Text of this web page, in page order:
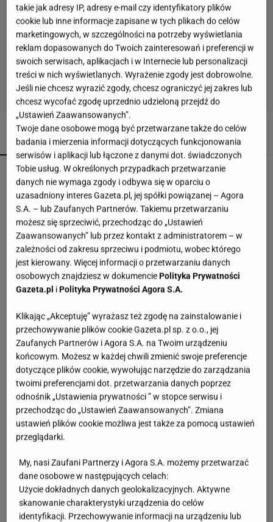
POLECAMY WIĘCEJ TEMATÓW
Atak Rosji na Charków i Odessę. Zginęły dwie
osoby
Turcja, Arabia Saudyjska i Pakistan podpisują
pakt obronny
Kwaśniewską lubi każdy. Niezależnie od
Bosak o planie PiS ws. deportacji Ukraińców:
Absolutny populizm
Łukaszenka odpowie za współudział w rosyjskiej
agresji? "Mamy dowody"
Zaorał nowy asfalt za 400 tys. zł. Rolnika
zatrzymała policja [NAGRANIE]
takie jak adresy IP, adresy e-mail czy identyfikatory plików
cookie lub inne informacje zapisane w tych plikach do celów
marketingowych, w szczególności na potrzeby wyświetlania
reklam dopasowanych do Twoich zainteresowań i preferencji w
swoich serwisach, aplikacjach i w Internecie lub personalizacji
treści w nich wyświetlanych. Wyrażenie zgody jest dobrowolne.
Jeśli nie chcesz wyrazić zgody, chcesz ograniczyć jej zakres lub
chcesz wycofać zgodę uprzednio udzieloną przejdź do
„Ustawień Zaawansowanych”.
Twoje dane osobowe mogą być przetwarzane także do celów
badania i mierzenia informacji dotyczących funkcjonowania
serwisów i aplikacji lub łączone z danymi dot. świadczonych
Tobie usług. W określonych przypadkach przetwarzanie
danych nie wymaga zgody i odbywa się w oparciu o
uzasadniony interes Gazeta.pl, jej spółki powiązanej – Agora
S.A. – lub Zaufanych Partnerów. Takiemu przetwarzaniu
możesz się sprzeciwić, przechodząc do „Ustawień
Zaawansowanych” lub przez kontakt z administratorem – w
zależności od zakresu sprzeciwu i podmiotu, wobec którego
jest kierowany. Więcej informacji o przetwarzaniu danych
osobowych znajdziesz w dokumenciePolityka Prywatności
Gazeta.pl iPolityka Prywatności Agora S.A.
Klikając „Akceptuję” wyrażasz też zgodę na zainstalowanie i
przechowywanie plików cookie Gazeta.pl sp. z o.o., jej
Zaufanych Partnerów i Agora S.A. na Twoim urządzeniu
końcowym. Możesz w każdej chwili zmienić swoje preferencje
dotyczące plików cookie, wywołując narzędzie do zarządzania
twoimi preferencjami dot. przetwarzania danych poprzez
odnośnik „Ustawienia prywatności ” w stopce serwisu i
przechodząc do „Ustawień Zaawansowanych”. Zmiana
ustawień plików cookie możliwa jest także za pomocą ustawień
przeglądarki.
My, nasi Zaufani Partnerzy i Agora S.A. możemy przetwarzać
dane osobowe w następujących celach:
Użycie dokładnych danych geolokalizacyjnych. Aktywne
skanowanie charakterystyki urządzenia do celów
identyfikacji. Przechowywanie informacji na urządzeniu lub